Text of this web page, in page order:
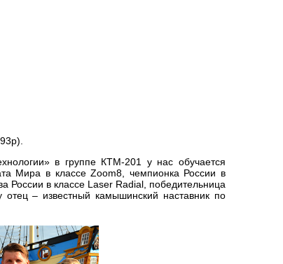
в группе КТМ-201 у нас обучается
Мира в классе Zoom8, чемпионка России в
России в классе Laser Radial, победительница
– известный камышинский наставник по